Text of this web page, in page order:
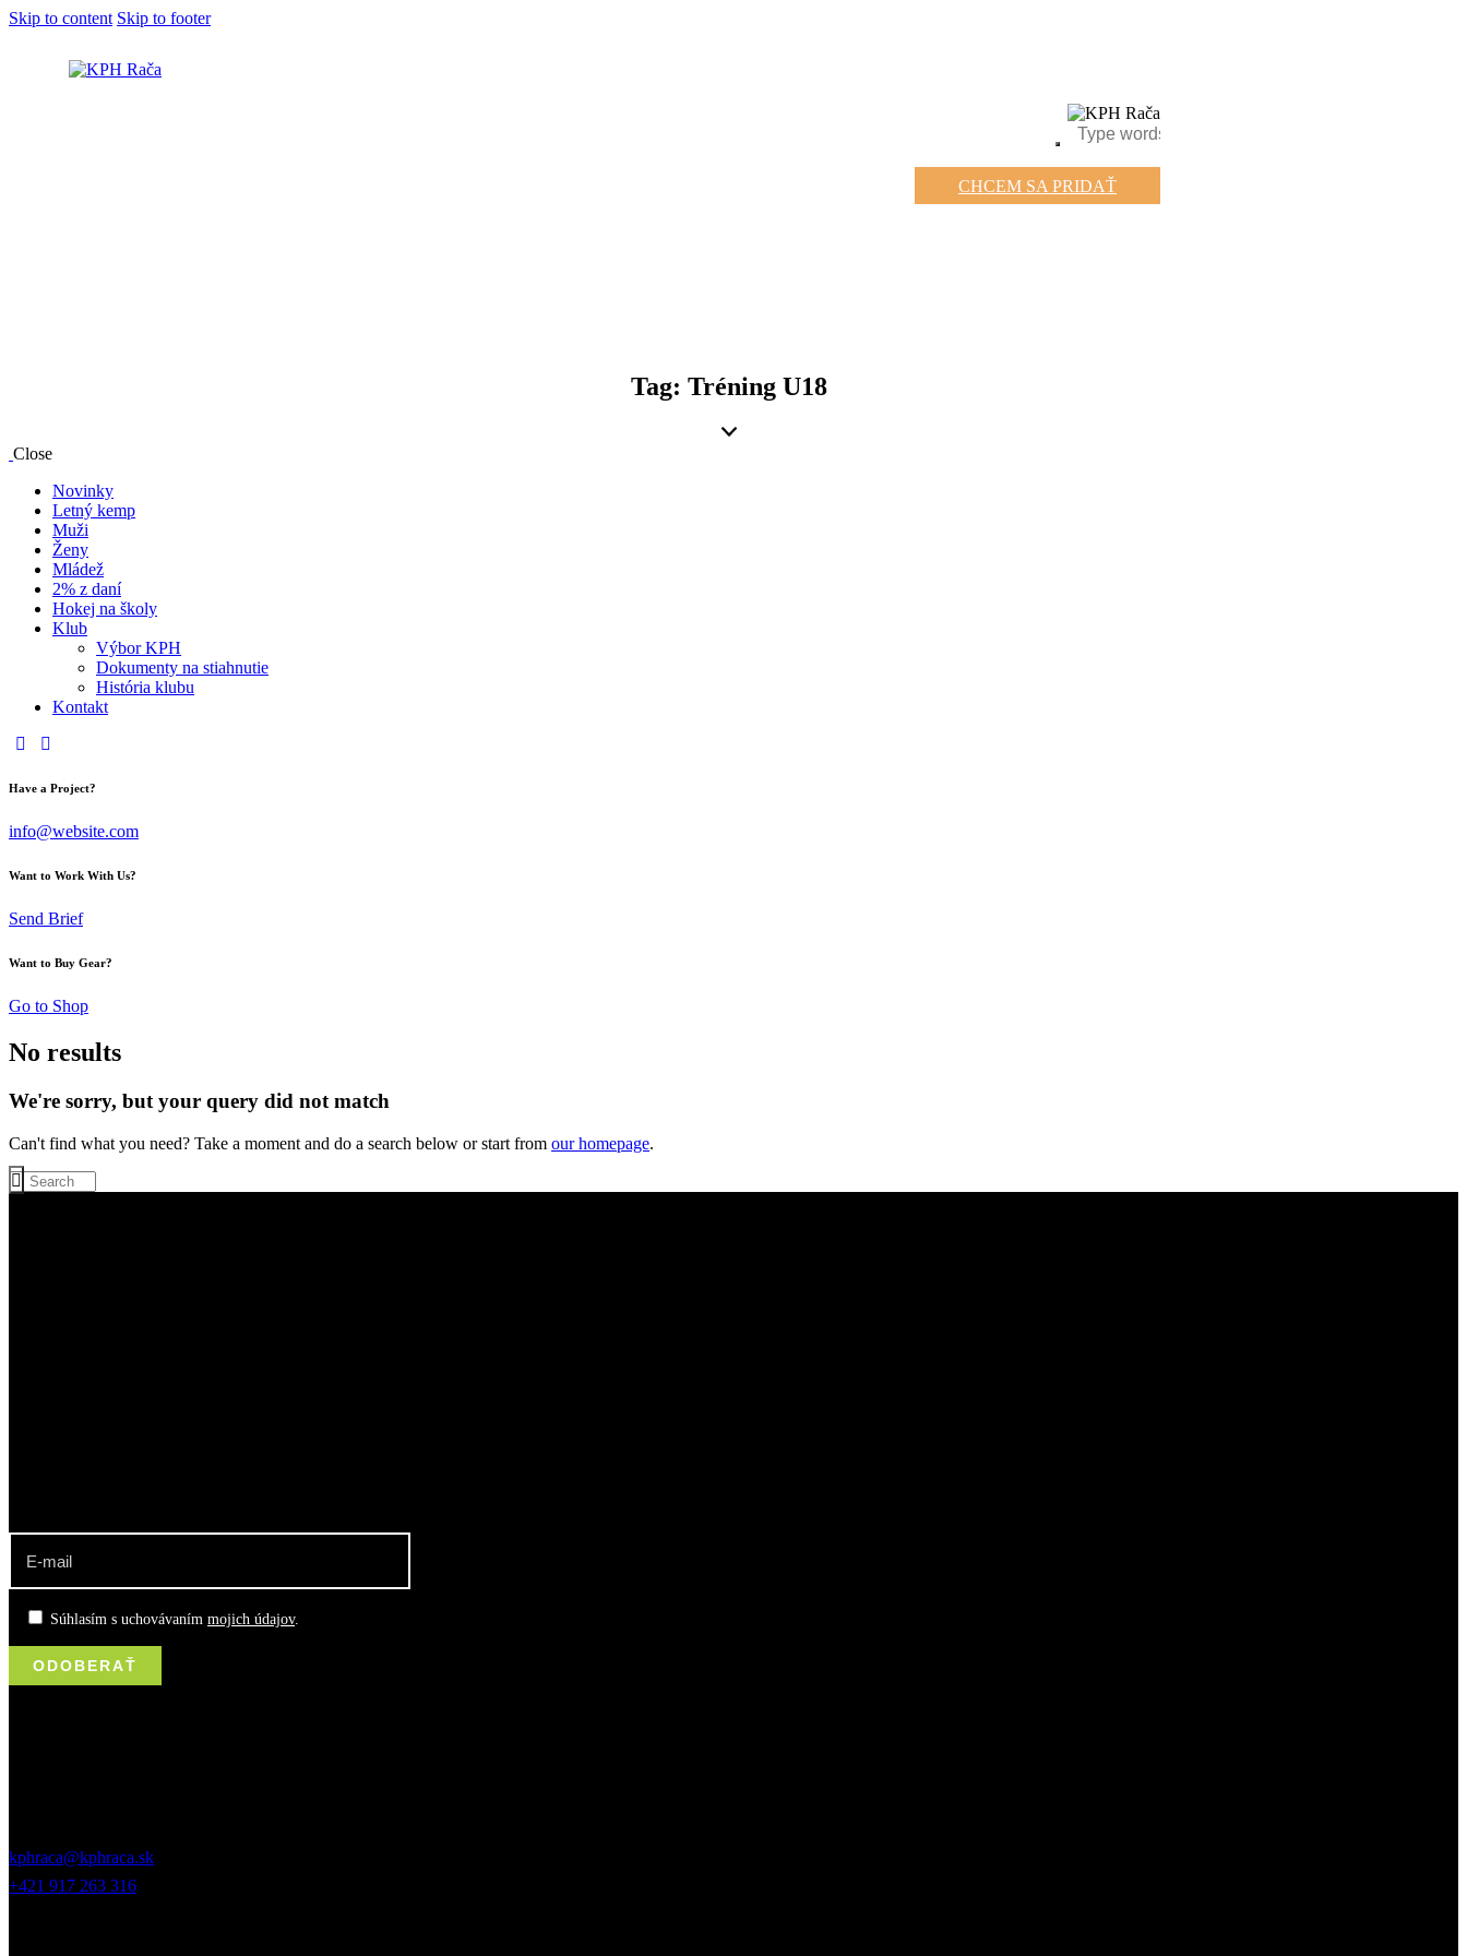
Skip to content Skip to footer
CHCEM SA PRIDAŤ
Tag: Tréning U18
Close
Novinky
Letný kemp
Muži
Ženy
Mládež
2% z daní
Hokej na školy
Klub
Výbor KPH
Dokumenty na stiahnutie
História klubu
Kontakt
Have a Project?
info@website.com
Want to Work With Us?
Send Brief
Want to Buy Gear?
Go to Shop
No results
We're sorry, but your query did not match
Can't find what you need? Take a moment and do a search below or start from our homepage.
Súhlasím s uchovávaním mojich údajov.
kphraca@kphraca.sk
+421 917 263 316